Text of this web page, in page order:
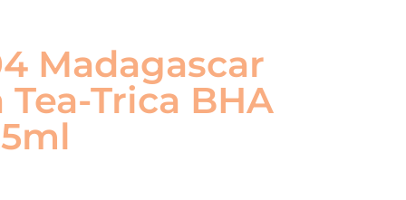
Madagascar
Trica BHA